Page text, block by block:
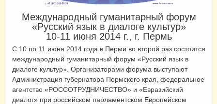
Международный гуманитарный форум
«Русский язык в диалоге культур»
10-11 июня 2014 г., г. Пермь
С 10 по 11 июня 2014 года в Перми во второй раз состоится
международный гуманитарный форум «Русский язык в
диалоге культур». Организаторами форума выступают
Администрация губернатора Пермского края, федеральное
агентство «РОССОТРУДНИЧЕСТВО» и «Евразийский
диалог» при российском парламентском Европейском